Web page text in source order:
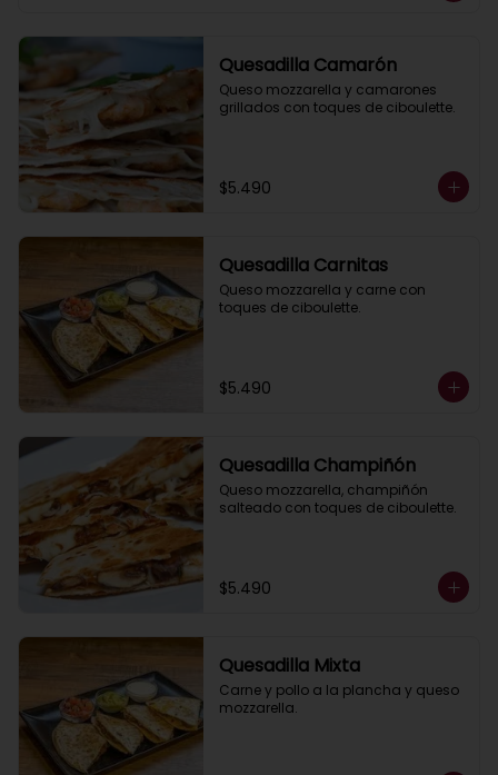
Quesadilla Camarón
Queso mozzarella y camarones
grillados con toques de ciboulette.
$5.490
Quesadilla Carnitas
Queso mozzarella y carne con
toques de ciboulette.
$5.490
Quesadilla Champiñón
Queso mozzarella, champiñón
salteado con toques de ciboulette.
$5.490
Quesadilla Mixta
Carne y pollo a la plancha y queso
mozzarella.